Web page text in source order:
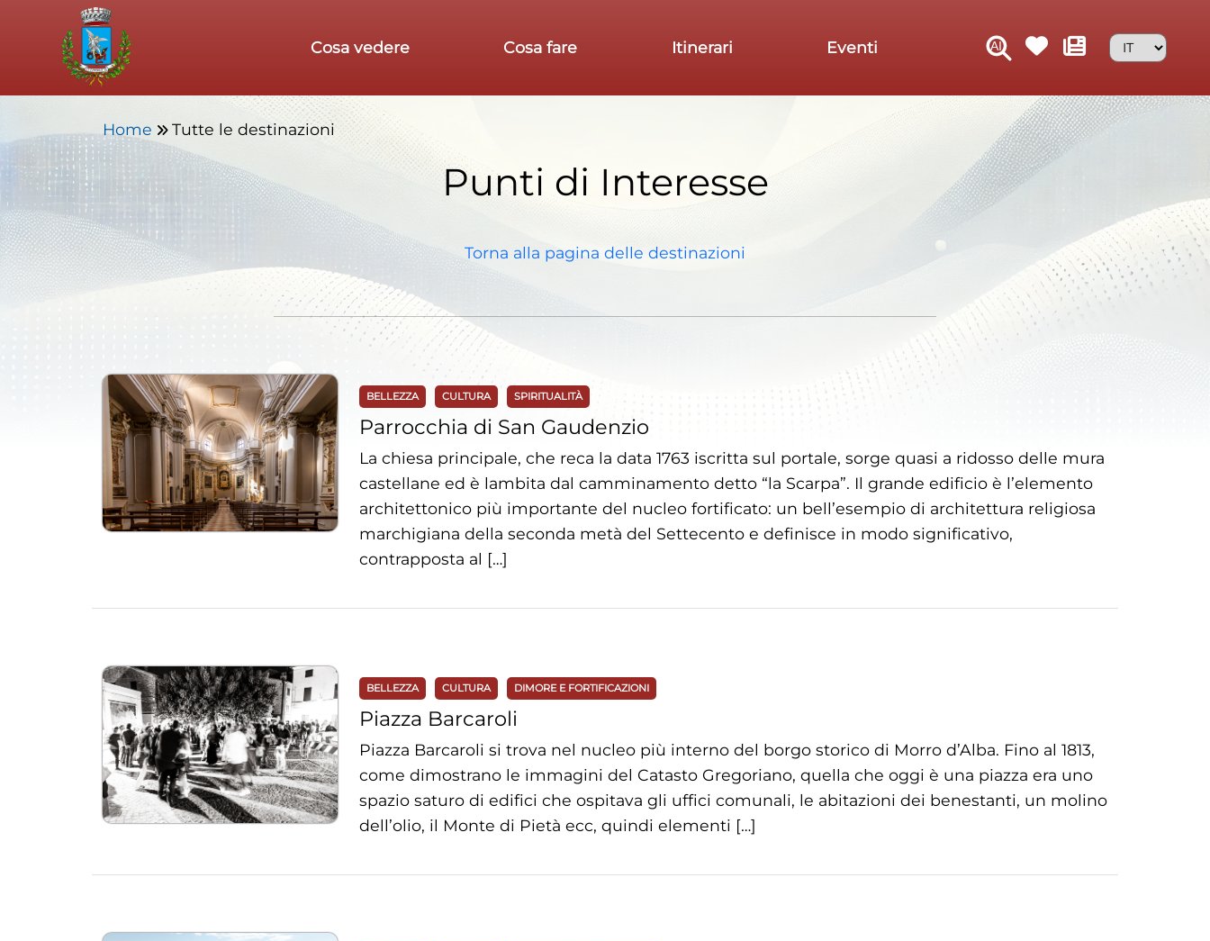
Skip to main content
Cosa vedere
Cosa fare Itinerari Eventi
Home Tutte le destinazioni
Punti di Interesse
Torna alla pagina delle destinazioni
BELLEZZA CULTURA SPIRITUALITÀ
Parrocchia di San Gaudenzio
La chiesa principale, che reca la data 1763 iscritta sul portale, sorge quasi a ridosso delle mura
castellane ed è lambita dal camminamento detto “la Scarpa”. Il grande edificio è l’elemento
architettonico più importante del nucleo fortificato: un bell’esempio di architettura religiosa
marchigiana della seconda metà del Settecento e definisce in modo significativo,
contrapposta al […]
BELLEZZA CULTURA DIMORE E FORTIFICAZIONI
Piazza Barcaroli
Piazza Barcaroli si trova nel nucleo più interno del borgo storico di Morro d’Alba. Fino al 1813,
come dimostrano le immagini del Catasto Gregoriano, quella che oggi è una piazza era uno
spazio saturo di edifici che ospitava gli uffici comunali, le abitazioni dei benestanti, un molino
dell’olio, il Monte di Pietà ecc, quindi elementi […]